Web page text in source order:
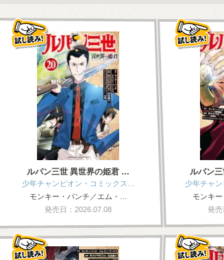
ルパン三世 異世界の姫君 …
少年チャンピオン・コミックス…
モンキー・パンチ／エム・…
発売日：2026.07.08
ルパン
少年チャ
モンキー
発売